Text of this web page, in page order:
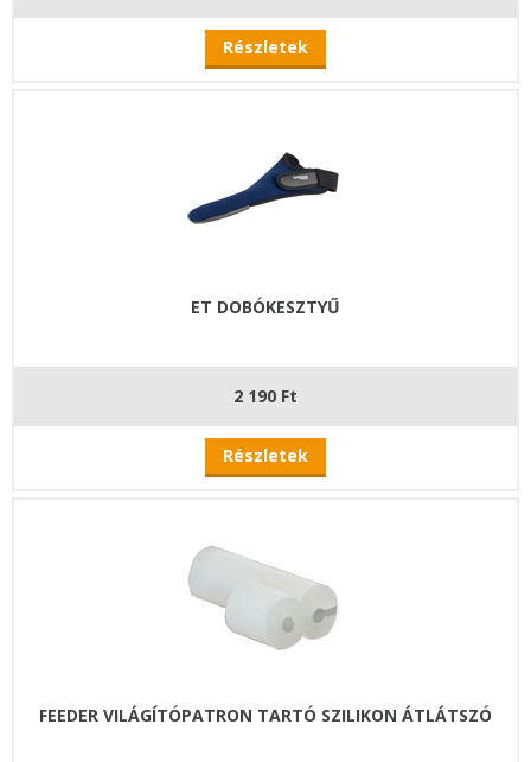
Részletek
ET DOBÓKESZTYŰ
2 190 Ft
Részletek
FEEDER VILÁGÍTÓPATRON TARTÓ SZILIKON ÁTLÁTSZÓ